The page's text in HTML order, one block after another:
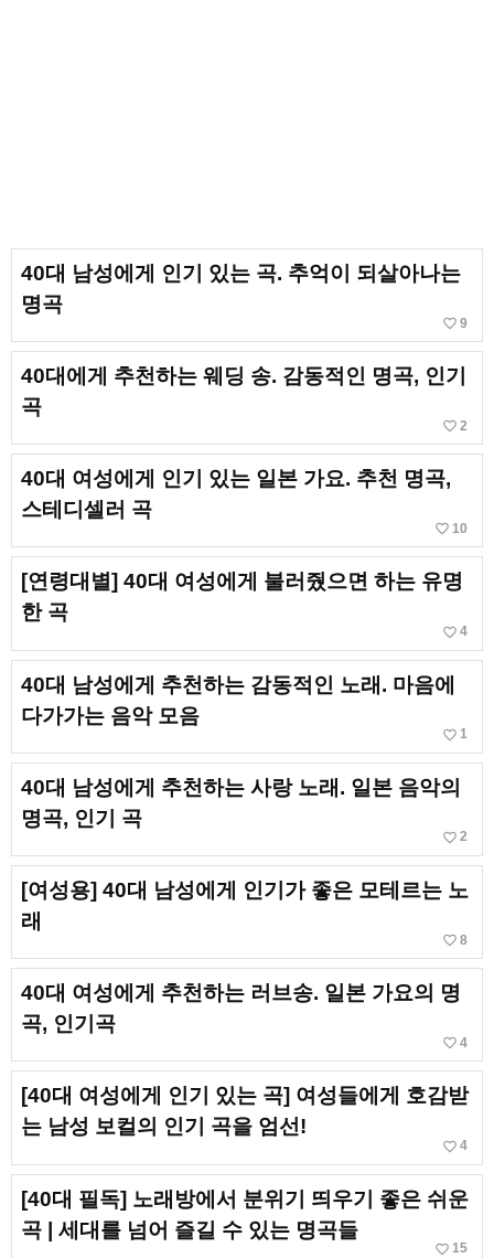
40대 남성에게 인기 있는 곡. 추억이 되살아나는
명곡
favorite_border 9
40대에게 추천하는 웨딩 송. 감동적인 명곡, 인기
곡
favorite_border 2
40대 여성에게 인기 있는 일본 가요. 추천 명곡,
스테디셀러 곡
favorite_border 10
[연령대별] 40대 여성에게 불러줬으면 하는 유명
한 곡
favorite_border 4
40대 남성에게 추천하는 감동적인 노래. 마음에
다가가는 음악 모음
favorite_border 1
40대 남성에게 추천하는 사랑 노래. 일본 음악의
명곡, 인기 곡
favorite_border 2
[여성용] 40대 남성에게 인기가 좋은 모테르는 노
래
favorite_border 8
40대 여성에게 추천하는 러브송. 일본 가요의 명
곡, 인기곡
favorite_border 4
[40대 여성에게 인기 있는 곡] 여성들에게 호감받
는 남성 보컬의 인기 곡을 엄선!
favorite_border 4
[40대 필독] 노래방에서 분위기 띄우기 좋은 쉬운
곡 | 세대를 넘어 즐길 수 있는 명곡들
favorite_border 15